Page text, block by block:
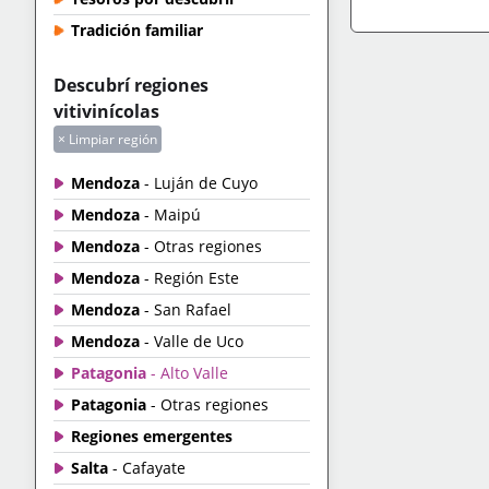
Tradición familiar
Descubrí regiones
vitivinícolas
× Limpiar región
Mendoza - Luján de Cuyo
Mendoza - Maipú
Mendoza - Otras regiones
Mendoza - Región Este
Mendoza - San Rafael
Mendoza - Valle de Uco
Patagonia - Alto Valle
Patagonia - Otras regiones
Regiones emergentes
Salta - Cafayate